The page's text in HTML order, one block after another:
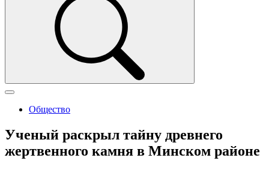
Общество
Ученый раскрыл тайну древнего
жертвенного камня в Минском районе